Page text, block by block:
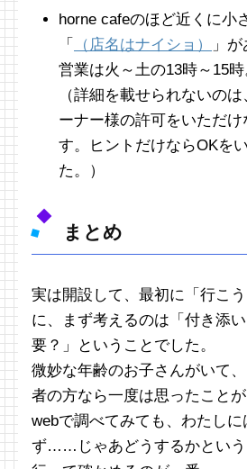
horne cafeのほど近くに小
「
（店名はナイショ）
」
営業は火～土の13時～15時
（詳細を載せられないの
ーナー様の許可をいただ
す。ヒントだけならOKを
た。）
まとめ
実は開設して、最初に「行こ
に、まず考えるのは「付き添
要？」ということでした。
微妙な年齢のお子さんがいて
者の方なら一度は思ったこと
webで調べてみても、わたし
ず……じゃあどうするかという